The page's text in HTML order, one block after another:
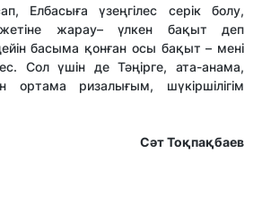
Елбасыға үзеңгілес серік болу,
жарау– үлкен бақыт деп
басыма қонған осы бақыт – мені
Сол үшін де Тәңірге, ата-анама,
ортама ризалығым, шүкіршілігім
Сәт Тоқпақбаев